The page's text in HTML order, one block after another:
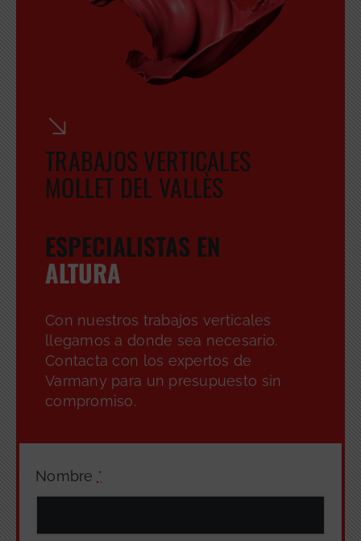
Nombre *
TRABAJOS VERTICALES
MOLLET DEL VALLÈS
ESPECIALISTAS EN
ALTURA
Con nuestros trabajos verticales
llegamos a donde sea necesario.
Contacta con los expertos de
Varmany para un presupuesto sin
compromiso.
GRATUITA